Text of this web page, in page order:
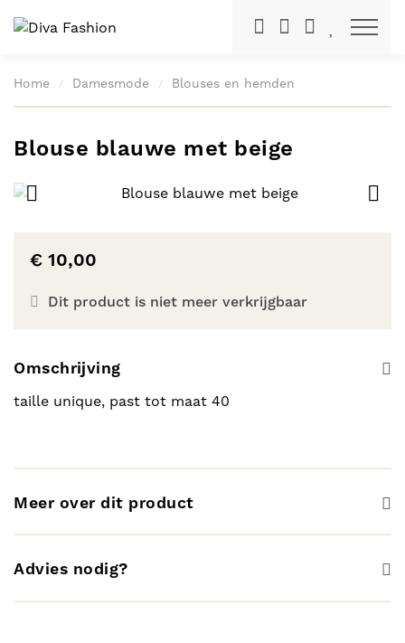
Toon
Home Damesmode Blouses en hemden
Blouse blauwe met beige
€ 10,00
Dit product is niet meer verkrijgbaar
Omschrijving
taille unique, past tot maat 40
Meer over dit product
Advies nodig?